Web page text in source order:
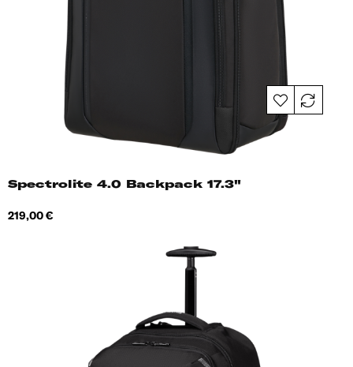
Spectrolite 4.0 Backpack 17.3"
Hind
219,00 €